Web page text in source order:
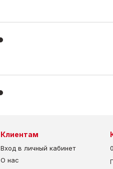
Клиентам
Вход в личный кабинет
О нас